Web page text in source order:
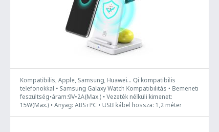
Kompatibilis, Apple, Samsung, Huawei... Qi kompatibilis
telefonokkal • Samsung Galaxy Watch Kompatibilitás • Bemeneti
feszültség•áram:9V•2A(Max.) • Vezeték nélküli kimenet:
15W(Max.) • Anyag: ABS+PC • USB kábel hossza: 1,2 méter